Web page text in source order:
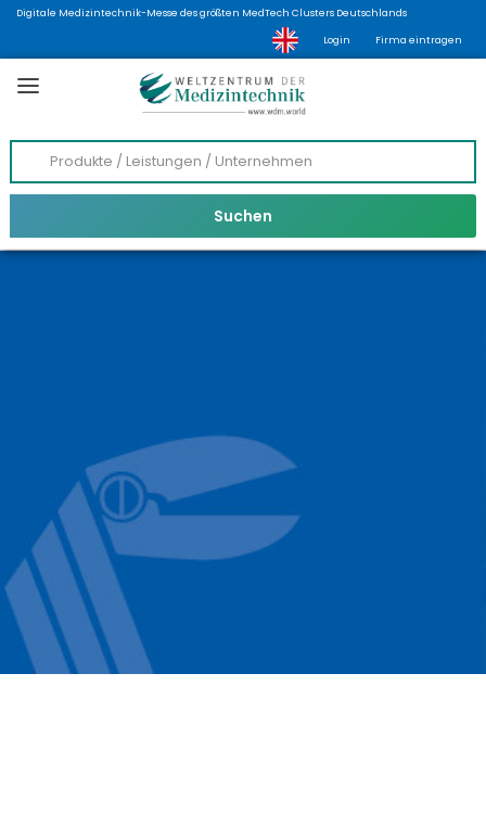
Digitale Medizintechnik-Messe des größten MedTech Clusters Deutschlands
Login Firma eintragen